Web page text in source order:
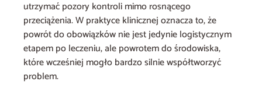
utrzymać pozory kontroli mimo rosnącego
przeciążenia. W praktyce klinicznej oznacza to, że
powrót do obowiązków nie jest jedynie logistycznym
etapem po leczeniu, ale powrotem do środowiska,
które wcześniej mogło bardzo silnie współtworzyć
problem.